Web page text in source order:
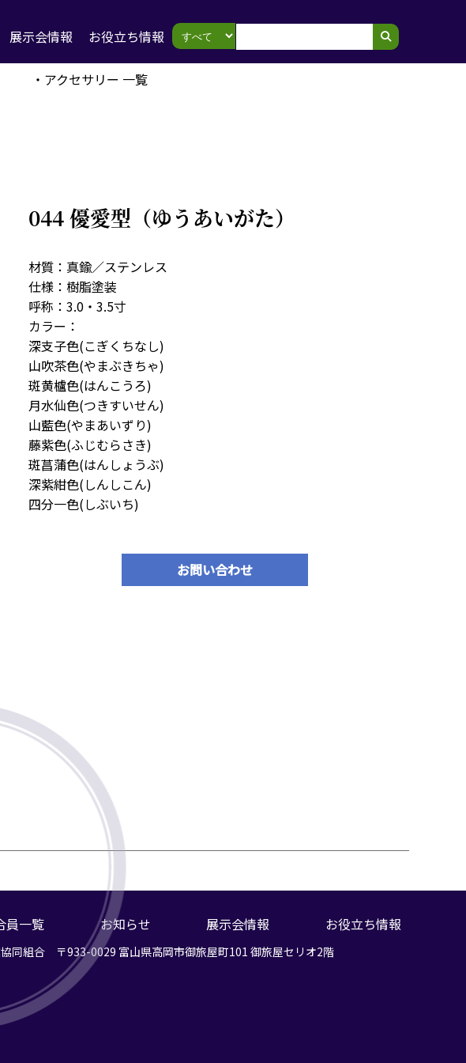
展示会情報 お役立ち情報
・アクセサリー 一覧
044 優愛型（ゆうあいがた）
材質：真鍮／ステンレス
仕様：樹脂塗装
呼称：3.0・3.5寸
カラー：
深支子色(こぎくちなし)
山吹茶色(やまぶきちゃ)
斑黄櫨色(はんこうろ)
月水仙色(つきすいせん)
山藍色(やまあいずり)
藤紫色(ふじむらさき)
斑菖蒲色(はんしょうぶ)
深紫紺色(しんしこん)
四分一色(しぶいち)
お問い合わせ
員一覧 お知らせ 展示会情報 お役立ち情報
組合 〒933-0029 富山県高岡市御旅屋町101 御旅屋セリオ2階